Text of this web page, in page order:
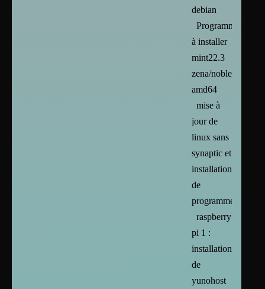
debian
Programmes
à installer
mint22.3
zena/noble/trixie/
amd64
mise à
jour de
linux sans
synaptic et
installation
de
programmes
raspberry
pi 1 :
installation
de
yunohost